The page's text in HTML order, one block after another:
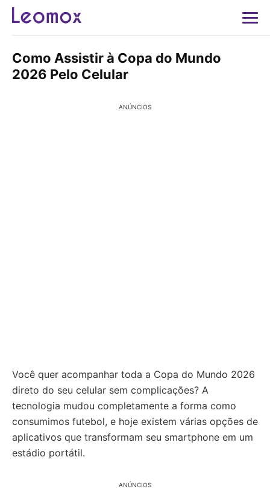
Como Assistir à Copa do Mundo
2026 Pelo Celular
ANÚNCIOS
Você quer acompanhar toda a Copa do Mundo 2026
direto do seu celular sem complicações? A
tecnologia mudou completamente a forma como
consumimos futebol, e hoje existem várias opções de
aplicativos que transformam seu smartphone em um
estádio portátil.
ANÚNCIOS